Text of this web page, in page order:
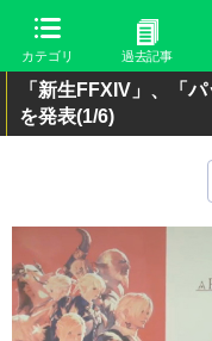
カテゴリ 過去記事
「新生FFXIV」、「
を発表(1/6)